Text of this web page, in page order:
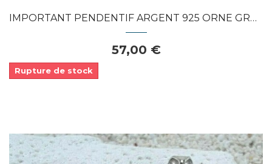
IMPORTANT PENDENTIF ARGENT 925 ORNE GRENAT...
57,00 €
Rupture de stock